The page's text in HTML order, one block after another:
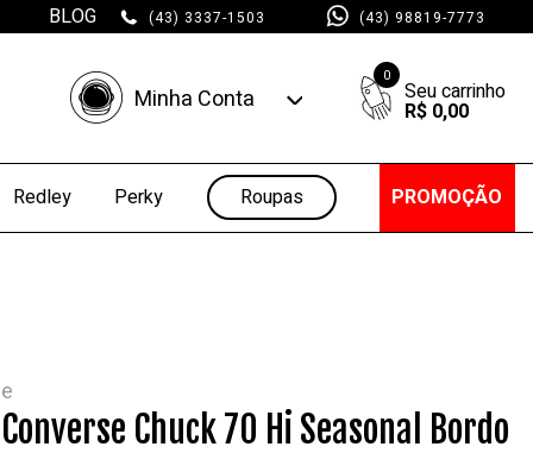
BLOG (43) 3337-1503 (43) 98819-7773
Minha Conta
Minhas Compras
0
R$ 0,00
Redley Perky Roupas PROMOÇÃO
Chuck 70 Hi Seasonal Bordo